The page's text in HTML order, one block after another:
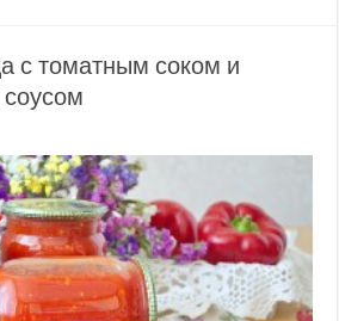
с томатным соком и